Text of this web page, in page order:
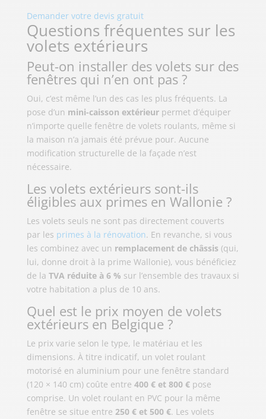
Demander votre devis gratuit
Questions fréquentes sur les
volets extérieurs
Peut-on installer des volets sur des
fenêtres qui n’en ont pas ?
Oui, c’est même l’un des cas les plus fréquents. La
pose d’un mini-caisson extérieurpermet d’équiper
n’importe quelle fenêtre de volets roulants, même si
la maison n’a jamais été prévue pour. Aucune
modification structurelle de la façade n’est
nécessaire.
Les volets extérieurs sont-ils
éligibles aux primes en Wallonie ?
Les volets seuls ne sont pas directement couverts
par les primes à la rénovation. En revanche, si vous
les combinez avec un remplacement de châssis (qui,
lui, donne droit à la prime Wallonie), vous bénéficiez
de la TVA réduite à 6 % sur l’ensemble des travaux si
votre habitation a plus de 10 ans.
Quel est le prix moyen de volets
extérieurs en Belgique ?
Le prix varie selon le type, le matériau et les
dimensions. À titre indicatif, un volet roulant
motorisé en aluminium pour une fenêtre standard
(120 × 140 cm) coûte entre 400 € et 800 €pose
comprise. Un volet roulant en PVC pour la même
fenêtre se situe entre 250 € et 500 €. Les volets